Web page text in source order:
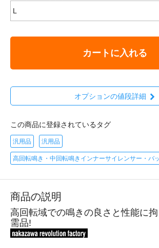
カートに入れる
オプションの値段詳細
この商品に登録されているタグ
汎用品 汎用品
高回転鳴き・中回転鳴きインナーサイレンサー・バ
商品の説明
高回転域での鳴きの良さと性能に
需品!